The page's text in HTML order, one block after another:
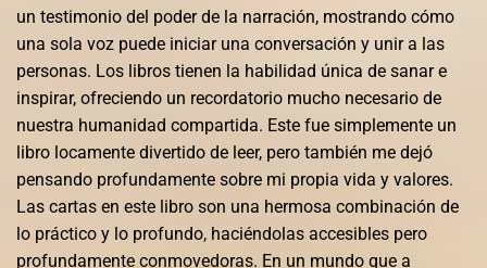
un testimonio del poder de la narración, mostrando cómo
una sola voz puede iniciar una conversación y unir a las
personas. Los libros tienen la habilidad única de sanar e
inspirar, ofreciendo un recordatorio mucho necesario de
nuestra humanidad compartida. Este fue simplemente un
libro locamente divertido de leer, pero también me dejó
pensando profundamente sobre mi propia vida y valores.
Las cartas en este libro son una hermosa combinación de
lo práctico y lo profundo, haciéndolas accesibles pero
profundamente conmovedoras. En un mundo que a